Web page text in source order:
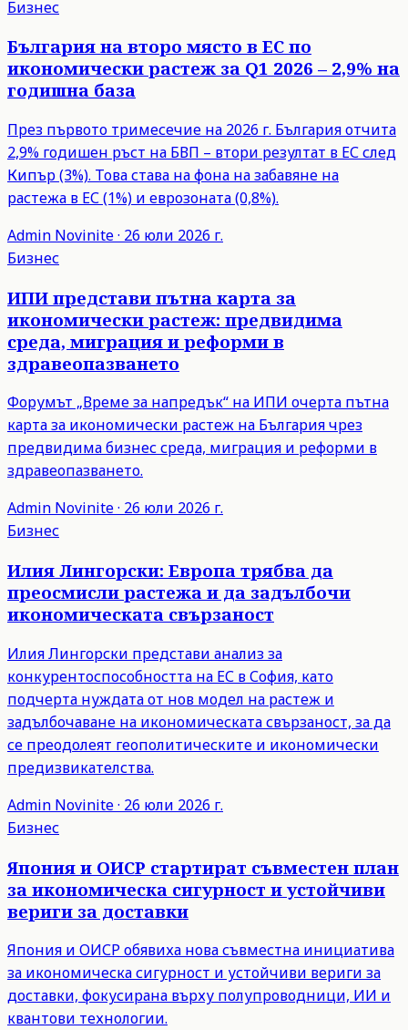
Бизнес
България на второ място в ЕС по
икономически растеж за Q1 2026 – 2,9% на
годишна база
През първото тримесечие на 2026 г. България отчита
2,9% годишен ръст на БВП – втори резултат в ЕС след
Кипър (3%). Това става на фона на забавяне на
растежа в ЕС (1%) и еврозоната (0,8%).
Admin Novinite· 26 юли 2026 г.
Бизнес
ИПИ представи пътна карта за
икономически растеж: предвидима
среда, миграция и реформи в
здравеопазването
Форумът „Време за напредък“ на ИПИ очерта пътна
карта за икономически растеж на България чрез
предвидима бизнес среда, миграция и реформи в
здравеопазването.
Admin Novinite· 26 юли 2026 г.
Бизнес
Илия Лингорски: Европа трябва да
преосмисли растежа и да задълбочи
икономическата свързаност
Илия Лингорски представи анализ за
конкурентоспособността на ЕС в София, като
подчерта нуждата от нов модел на растеж и
задълбочаване на икономическата свързаност, за да
се преодолеят геополитическите и икономически
предизвикателства.
Admin Novinite· 26 юли 2026 г.
Бизнес
Япония и ОИСР стартират съвместен план
за икономическа сигурност и устойчиви
вериги за доставки
Япония и ОИСР обявиха нова съвместна инициатива
за икономическа сигурност и устойчиви вериги за
доставки, фокусирана върху полупроводници, ИИ и
квантови технологии.